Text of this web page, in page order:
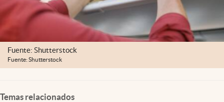
Fuente: Shutterstock
Fuente: Shutterstock
Temas relacionados